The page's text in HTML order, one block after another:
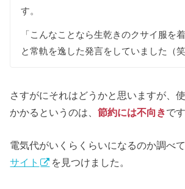
す。
「こんなことなら生乾きのクサイ服を
と常軌を逸した発言をしていました（笑
さすがにそれはどうかと思いますが、
かかるというのは、節約には不向きで
電気代がいくらくらいになるのか調べ
サイト
を見つけました。